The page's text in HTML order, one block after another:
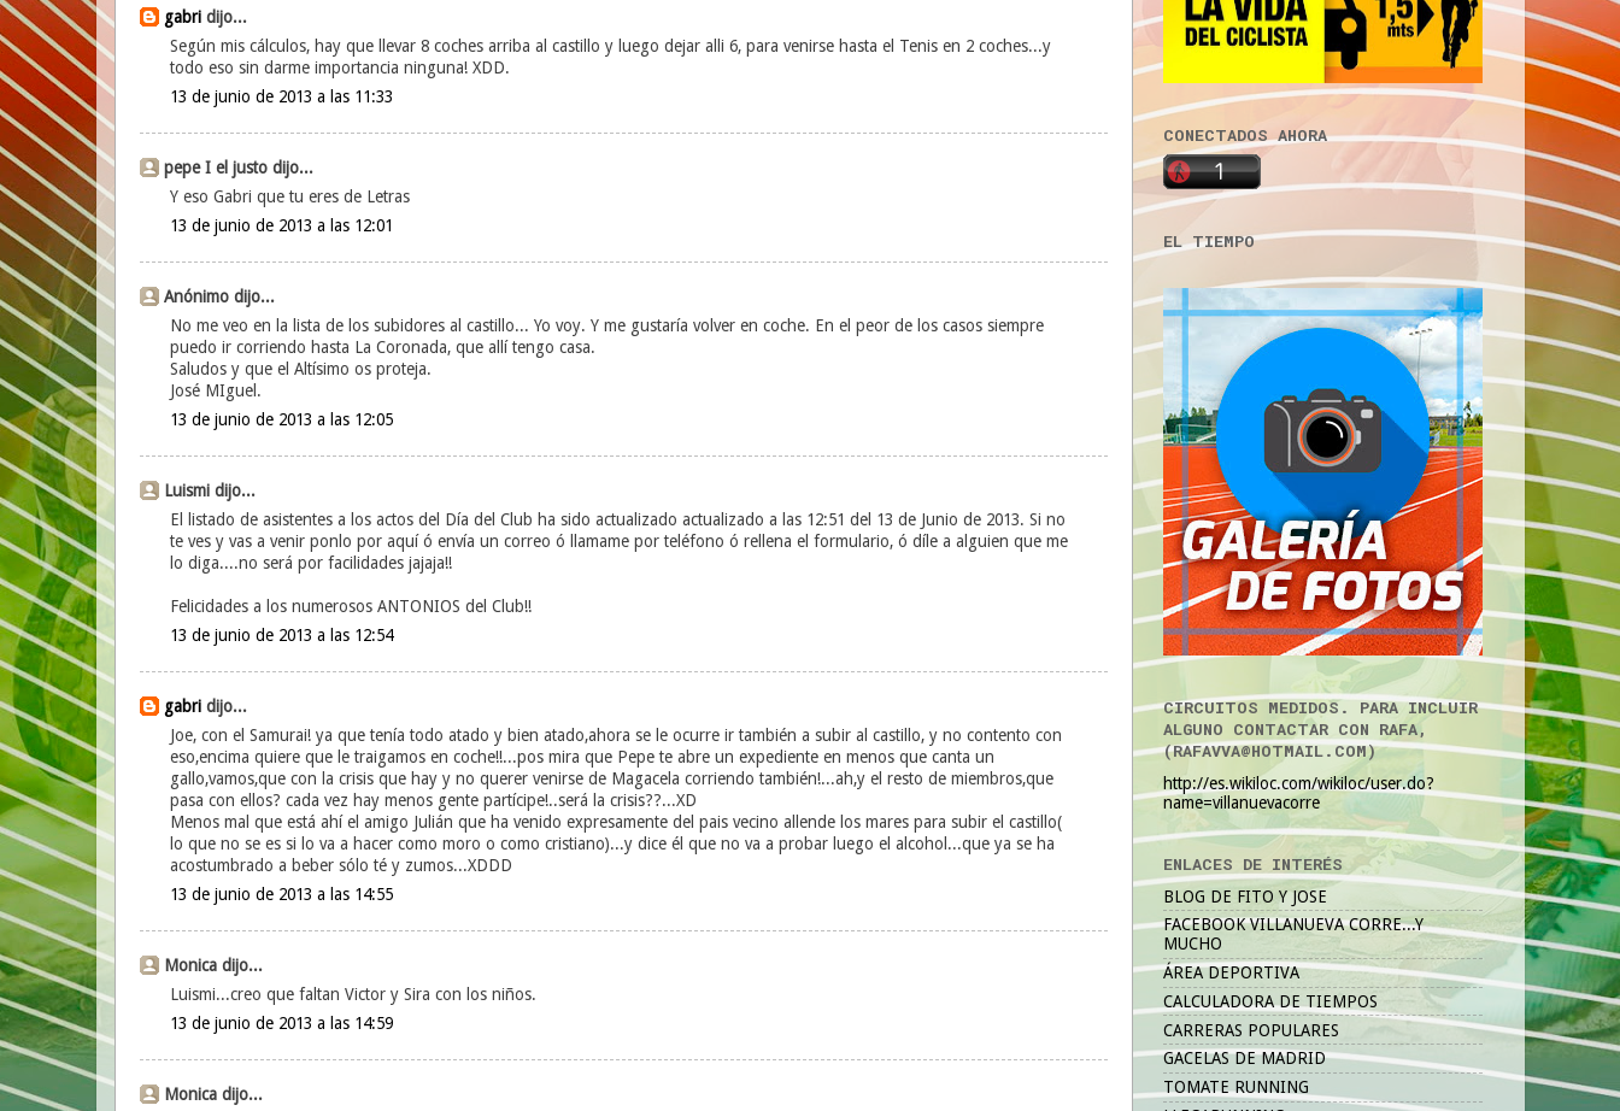
gabridijo...
Según mis cálculos, hay que llevar 8 coches arriba al castillo y luego dejar alli 6, para venirse hasta el Tenis en 2 coches...y
todo eso sin darme importancia ninguna! XDD.
13 de junio de 2013 a las 11:33
pepe I el justo dijo...
Y eso Gabri que tu eres de Letras
13 de junio de 2013 a las 12:01
Anónimo dijo...
No me veo en la lista de los subidores al castillo... Yo voy. Y me gustaría volver en coche. En el peor de los casos siempre
puedo ir corriendo hasta La Coronada, que allí tengo casa.
Saludos y que el Altísimo os proteja.
José MIguel.
13 de junio de 2013 a las 12:05
Luismi dijo...
El listado de asistentes a los actos del Día del Club ha sido actualizado actualizado a las 12:51 del 13 de Junio de 2013. Si no
te ves y vas a venir ponlo por aquí ó envía un correo ó llamame por teléfono ó rellena el formulario, ó díle a alguien que me
lo diga....no será por facilidades jajaja!!
Felicidades a los numerosos ANTONIOS del Club!!
13 de junio de 2013 a las 12:54
gabridijo...
Joe, con el Samurai! ya que tenía todo atado y bien atado,ahora se le ocurre ir también a subir al castillo, y no contento con
eso,encima quiere que le traigamos en coche!!...pos mira que Pepe te abre un expediente en menos que canta un
gallo,vamos,que con la crisis que hay y no querer venirse de Magacela corriendo también!...ah,y el resto de miembros,que
pasa con ellos? cada vez hay menos gente partícipe!..será la crisis??...XD
Menos mal que está ahí el amigo Julián que ha venido expresamente del pais vecino allende los mares para subir el castillo(
lo que no se es si lo va a hacer como moro o como cristiano)...y dice él que no va a probar luego el alcohol...que ya se ha
acostumbrado a beber sólo té y zumos...XDDD
13 de junio de 2013 a las 14:55
Monica dijo...
Luismi...creo que faltan Victor y Sira con los niños.
13 de junio de 2013 a las 14:59
Monica dijo...
CONECTADOS AHORA
EL TIEMPO
CIRCUITOS MEDIDOS. PARA INCLUIR
ALGUNO CONTACTAR CON RAFA,
(RAFAVVA@HOTMAIL.COM)
http://es.wikiloc.com/wikiloc/user.do?
name=villanuevacorre
ENLACES DE INTERÉS
BLOG DE FITO Y JOSE
FACEBOOK VILLANUEVA CORRE...Y
MUCHO
ÁREA DEPORTIVA
CALCULADORA DE TIEMPOS
CARRERAS POPULARES
GACELAS DE MADRID
TOMATE RUNNING